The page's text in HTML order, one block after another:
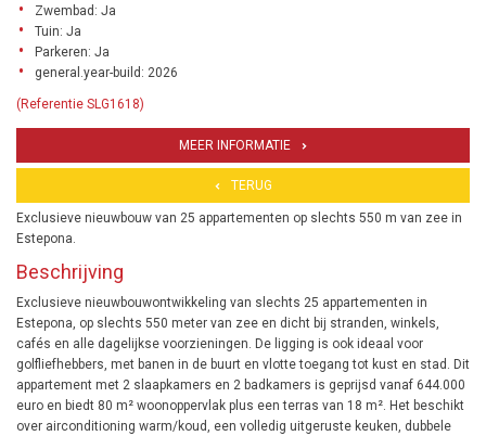
Zwembad: Ja
Tuin: Ja
Parkeren: Ja
general.year-build: 2026
(Referentie SLG1618)
MEER INFORMATIE
TERUG
Exclusieve nieuwbouw van 25 appartementen op slechts 550 m van zee in
Estepona.
Beschrijving
Exclusieve nieuwbouwontwikkeling van slechts 25 appartementen in
Estepona, op slechts 550 meter van zee en dicht bij stranden, winkels,
cafés en alle dagelijkse voorzieningen. De ligging is ook ideaal voor
golfliefhebbers, met banen in de buurt en vlotte toegang tot kust en stad. Dit
appartement met 2 slaapkamers en 2 badkamers is geprijsd vanaf 644.000
euro en biedt 80 m² woonoppervlak plus een terras van 18 m². Het beschikt
over airconditioning warm/koud, een volledig uitgeruste keuken, dubbele